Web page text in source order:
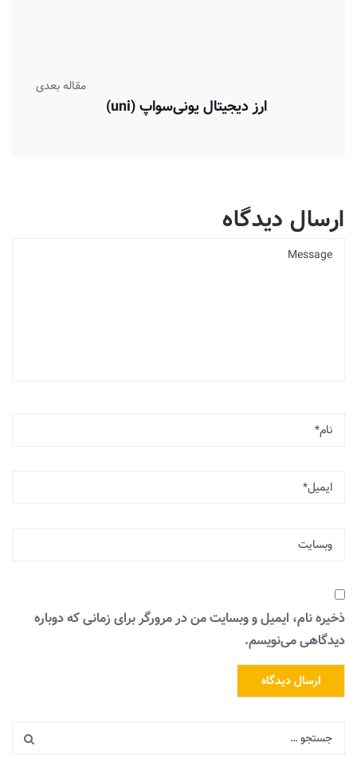
مقاله بعدی
ارز دیجیتال یونی‌سواپ (uni)
ارسال دیدگاه
ذخیره نام، ایمیل و وبسایت من در مرورگر برای زمانی که دوباره
دیدگاهی می‌نویسم.